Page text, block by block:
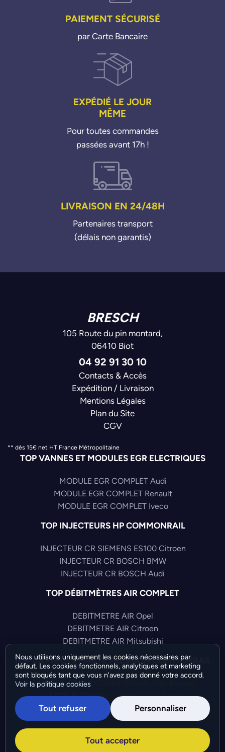
PAIEMENT SÉCURISÉ
par Carte Bancaire
EXPÉDIÉ LE JOUR
MÊME
Pour toutes commandes
passées avant 17h !
LIVRAISON EN 24/48H
Partenaires transport
(délais non garantis)
BRESCH
105 Route du pin montard,
06410 Biot
04 92 91 30 10
Contacts & Accès
Expédition / Livraison
Mentions Légales
Plan du Site
CGV
** dès 15€ net HT France Métropolitaine
TOP VANNES ET MODULES EGR ELECTRIQUES
MODULE EGR COMPLET Audi
MODULE EGR COMPLET Renault
MODULE EGR COMPLET Iveco
TOP INJECTEURS HP COMMONRAIL
INJECTEUR CR SIEMENS ES100 Citroen
INJECTEUR CR BOSCH BMW
INJECTEUR CR BOSCH Audi
TOP DÉBITMÈTRES AIR COMPLET
DEBITMETRE AIR Opel
DEBITMETRE AIR Citroen
DEBITMETRE AIR Mitsubishi
TOP CAPTEURS HAUTE PRESSION COMMONRAIL
CAPTEUR PRESS COMMONRAIL Alfa-Romeo
CAPTEUR PRESS COMMONRAIL Iveco
CAPTEUR PRESS COMMONRAIL Audi
©Bresch SAS - Copyright 2026 - Tous droits réservés -
Préférences de cookies-Gérer mes cookies
Nous utilisons uniquement les cookies nécessaires par
défaut. Les cookies fonctionnels, analytiques et marketing
sont bloqués tant que vous n'avez pas donné votre accord.
Voir la politique cookies
Tout refuser Personnaliser
Tout accepter